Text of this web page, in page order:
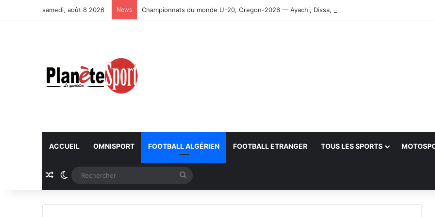
samedi, août 8 2026 News Championnats du monde U-20, Oregon-2026 — Ayachi, Dissa, Touahria et Ghezali en finale
ACCUEIL OMNISPORT FOOTBALL ALGÉRIEN FOOTBALL ETRANGER TOUS LES SPORTS
Article Aléatoire
Switch skin